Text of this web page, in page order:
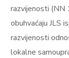
razvijenosti
obuhvaćaju JLS
razvijenosti
lokalne